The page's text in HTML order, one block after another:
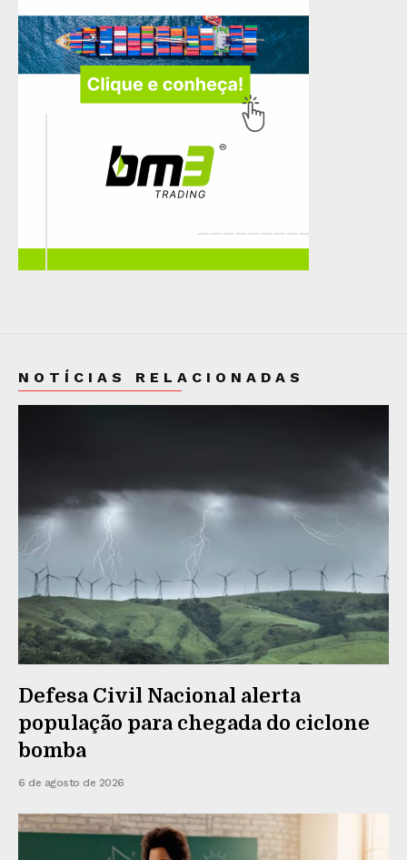
NOTÍCIAS RELACIONADAS
Defesa Civil Nacional alerta
população para chegada do ciclone
bomba
6 de agosto de 2026